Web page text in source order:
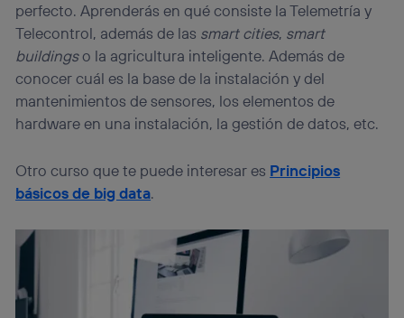
perfecto. Aprenderás en qué consiste la Telemetría y
Telecontrol, además de las smart cities, smart
buildingso la agricultura inteligente. Además de
conocer cuál es la base de la instalación y del
mantenimientos de sensores, los elementos de
hardware en una instalación, la gestión de datos, etc.
Otro curso que te puede interesar es Principios
básicos de big data.